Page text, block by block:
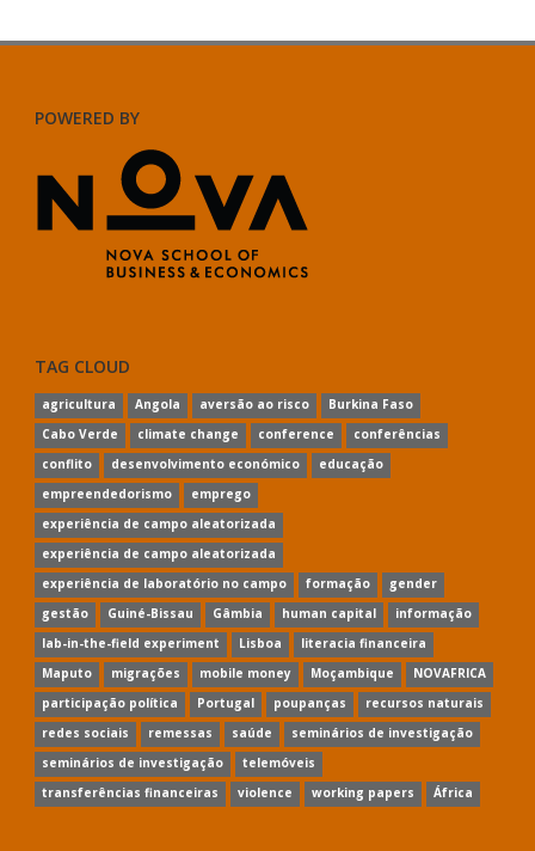
POWERED BY
TAG CLOUD
agricultura Angola aversão ao risco
Burkina Faso
Cabo Verde
climate change conference
conferências
conflito
desenvolvimento económico
educação
empreendedorismo
emprego
experiência de campo aleatorizada
experiência de campo aleatorizada
experiência de laboratório no campo
formação
gender
gestão
Guiné-Bissau Gâmbia human capital
informação
lab-in-the-field experiment
Lisboa
literacia financeira
Maputo
migrações mobile money Moçambique
NOVAFRICA
participação política
Portugal poupanças
recursos naturais
redes sociais
remessas saúde
seminários de investigação
seminários de investigação
telemóveis
transferências financeiras
violence working papers África